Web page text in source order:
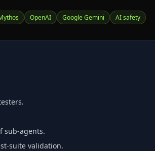
OpenAI Google Gemini AI safety
sub‑agents.
validation.